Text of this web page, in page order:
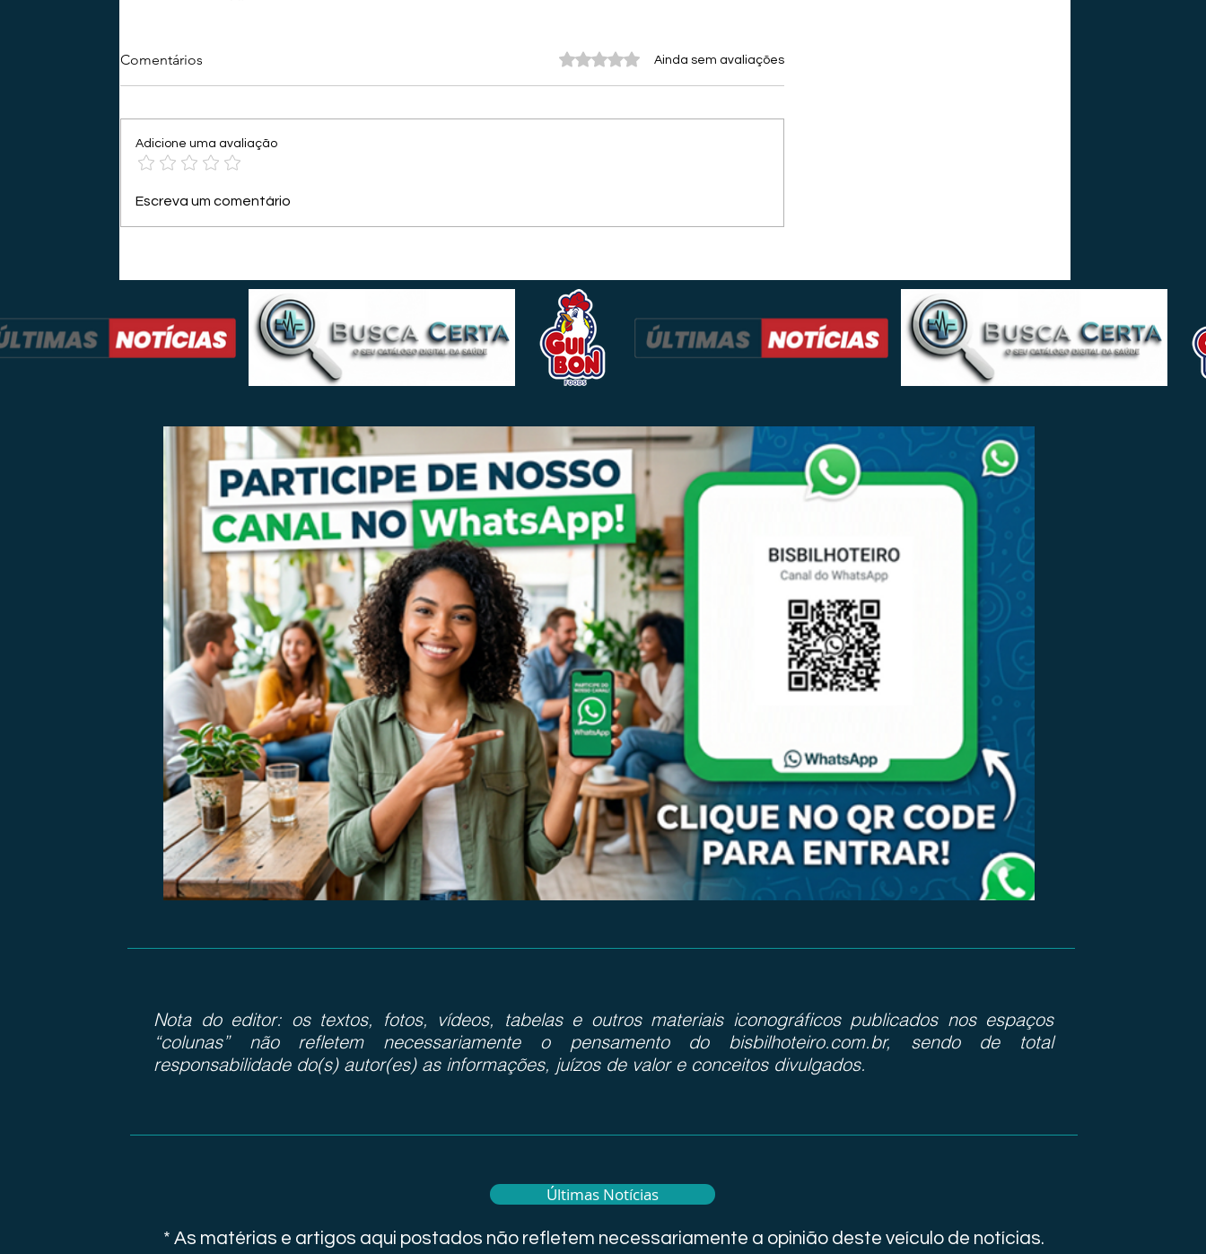
Comentários Avaliado com 0 de 5 estrelas.
Ainda sem avaliações
Adicione uma avaliação
Escreva um comentário
Nota do editor: os textos, fotos, vídeos, tabelas e outros materiais iconográficos publicados nos espaços
“colunas” não refletem necessariamente o pensamento do bisbilhoteiro.com.br, sendo de total
responsabilidade do(s) autor(es) as informações, juízos de valor e conceitos divulgados.
Últimas Notícias
* As matérias e artigos aqui postados não refletem necessariamente a opinião deste veículo de notícias.